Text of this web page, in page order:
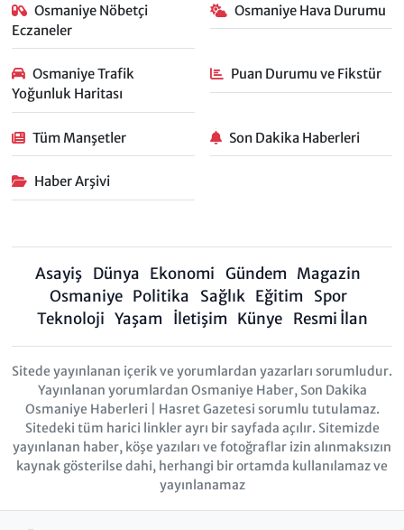
Osmaniye Nöbetçi
Eczaneler
Osmaniye Hava Durumu
Osmaniye Trafik
Yoğunluk Haritası
Puan Durumu ve Fikstür
Tüm Manşetler Son Dakika Haberleri
Haber Arşivi
Asayiş Dünya Ekonomi Gündem Magazin
Osmaniye Politika Sağlık Eğitim
Spor
Teknoloji Yaşam İletişim Künye Resmi İlan
Sitede yayınlanan içerik ve yorumlardan yazarları sorumludur.
Yayınlanan yorumlardan Osmaniye Haber, Son Dakika
Osmaniye Haberleri | Hasret Gazetesi sorumlu tutulamaz.
Sitedeki tüm harici linkler ayrı bir sayfada açılır. Sitemizde
yayınlanan haber, köşe yazıları ve fotoğraflar izin alınmaksızın
kaynak gösterilse dahi, herhangi bir ortamda kullanılamaz ve
yayınlanamaz